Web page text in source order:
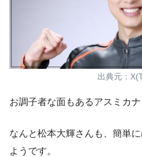
出典元：
お調子者な面もあるアスミカ
なんと松本大輝さんも、簡単
ようです。